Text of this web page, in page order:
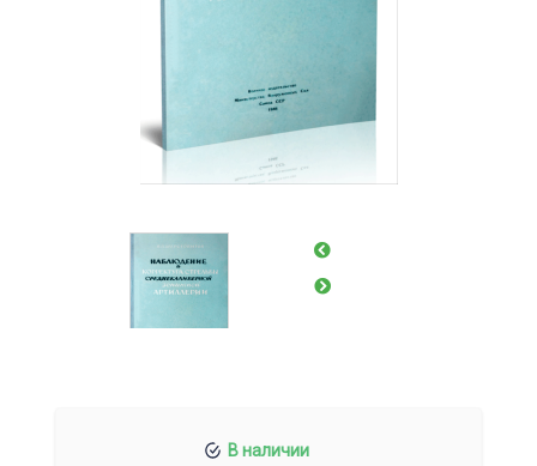
В наличии